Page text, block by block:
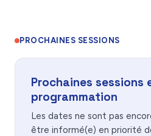
PROCHAINES SESSIONS
Prochaines sessions
programmation
Les dates ne sont pas
être informé(e) en priorité